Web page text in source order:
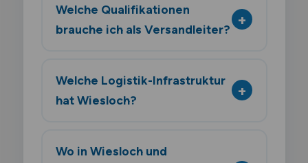
Welche Qualifikationen
brauche ich als Versandleiter?
Welche Logistik-Infrastruktur
hat Wiesloch?
Wo in Wiesloch und